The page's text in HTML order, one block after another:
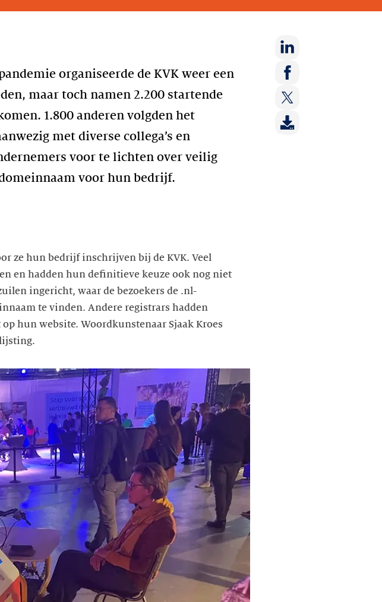
organiseerde de KVK weer een
maar toch namen 2.200 startende
1.800 anderen volgden het
met diverse collega’s en
voor te lichten over veilig
voor hun bedrijf.
Deel
op:
LinkedIn
Deel
Facebook
Deel
op:
ze hun bedrijf inschrijven bij de KVK. Veel
en hadden hun definitieve keuze ook nog niet
ingericht, waar de bezoekers de .nl-
te vinden. Andere registrars hadden
hun website. Woordkunstenaar Sjaak Kroes